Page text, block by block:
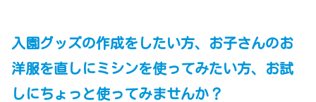
入園グッズの作成をしたい方、お子さんのお
洋服を直しにミシンを使ってみたい方、お試
しにちょっと使ってみませんか？